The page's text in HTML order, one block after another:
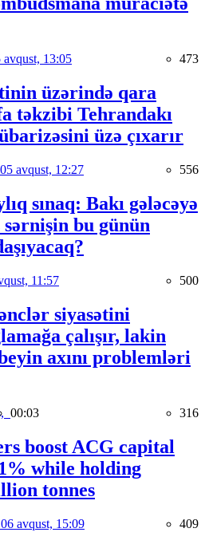
avqust, 13:05 473
üzərində qara
təkzibi Tehrandakı
üzə çıxarır
05 avqust, 12:27 556
sınaq: Bakı gələcəyə
sərnişin bu günün
11:57 500
siyasətini
çalışır, lakin
axını problemləri
00:03 316
boost ACG capital
while holding
tonnes
06 avqust, 15:09 409